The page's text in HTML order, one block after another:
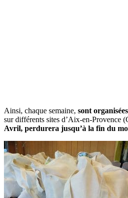
Ainsi, chaque semaine, sont
sur différents sites d’Aix-en-Provence
Avril, perdurera jusqu’à la fin du